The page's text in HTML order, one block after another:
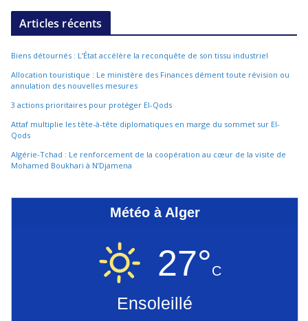
Articles récents
Biens détournés : L’État accélère la reconquête de son tissu industriel
Allocation touristique : Le ministère des Finances dément toute révision ou
annulation des nouvelles mesures
3 actions prioritaires pour protéger El-Qods
Attaf multiplie les tête-à-tête diplomatiques en marge du sommet sur El-
Qods
Algérie-Tchad : Le renforcement de la coopération au cœur de la visite de
Mohamed Boukhari à N’Djamena
Météo à Alger
27°C
Ensoleillé